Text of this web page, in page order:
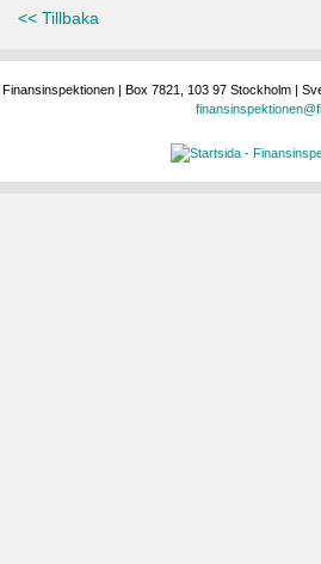
<< Tillbaka
Finansinspektionen | Box 7821, 103 97 Stockholm |